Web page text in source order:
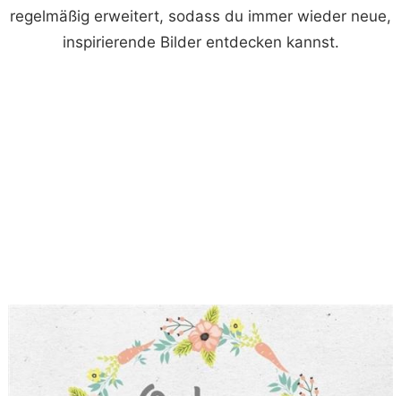
regelmäßig erweitert, sodass du immer wieder neue,
inspirierende Bilder entdecken kannst.